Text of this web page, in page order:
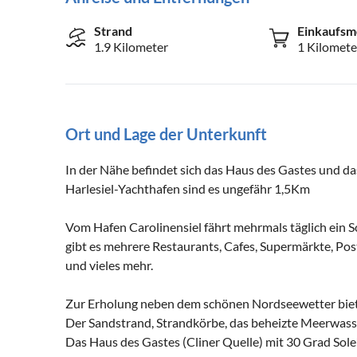
Strand
1.9 Kilometer
1
Ort und Lage der Unterkunft
In der Nähe befindet sich das Haus des Gastes und
Harlesiel-Yachthafen sind es ungefähr 1,5Km
Vom Hafen Carolinensiel fährt mehrmals täglich ein
gibt es mehrere Restaurants, Cafes, Supermärkte,
und vieles mehr.
Zur Erholung neben dem schönen Nordseewetter
Der Sandstrand, Strandkörbe, das beheizte
Das Haus des Gastes (Cliner Quelle) mit 30 Grad